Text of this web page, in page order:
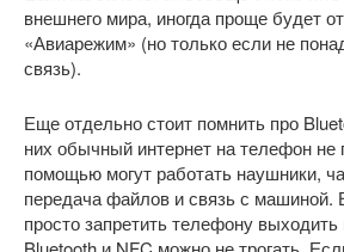
внешнего мира, иногда проще будет
«Авиарежим» (но только если не
связь).
Еще отдельно стоит помнить про
них обычный интернет на телефон не
помощью могут работать наушники,
передача файлов и связь с машиной.
просто запретить телефону выходить